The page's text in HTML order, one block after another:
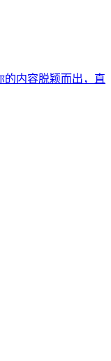
的内容脱颖而出，直